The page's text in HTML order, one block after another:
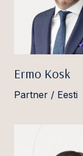
Ermo Kosk
Partner / Eesti